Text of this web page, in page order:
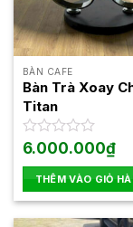
BÀN CAFE
Bàn Trà Xoay
Titan
Được
hạng
0
5
sao
6.000.000₫
THÊM VÀO GIỎ